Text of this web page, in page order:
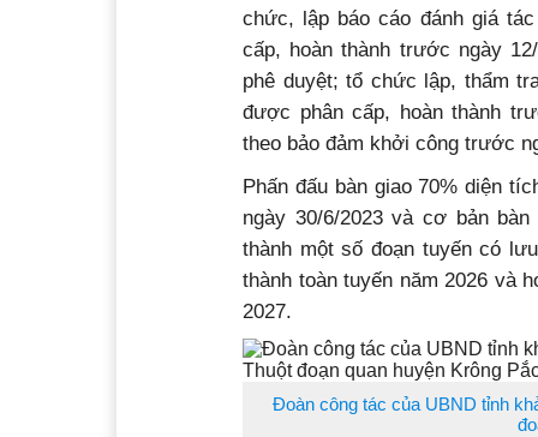
chức, lập báo cáo đánh giá
cấp, hoàn thành trước ngày
phê duyệt; tổ chức lập, thẩm
được phân cấp, hoàn thành
theo bảo đảm khởi công trước
Phấn đấu bàn giao 70% diện
ngày 30/6/2023 và cơ bản
thành một số đoạn tuyến có
thành toàn tuyến năm 2026 và
2027.
Đoàn công tác của UBND tỉnh